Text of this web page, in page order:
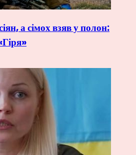
а сімох взяв у полон: